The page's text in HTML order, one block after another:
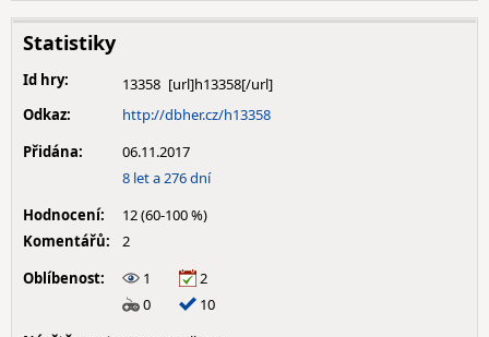
Statistiky
Id hry:
13358
Odkaz:
http://dbher.cz/h13358
Přidána:
06.11.2017
8 let a 276 dní
Hodnocení:
12 (60-100 %)
Komentářů:
2
Oblíbenost:
1
2
0
10